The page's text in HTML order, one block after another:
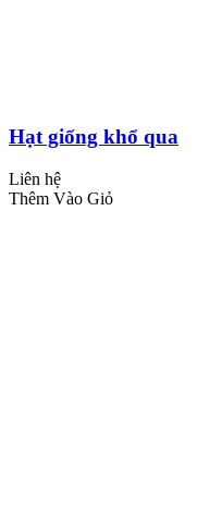
Hạt giống khổ qua
Liên hệ
Thêm Vào Giỏ